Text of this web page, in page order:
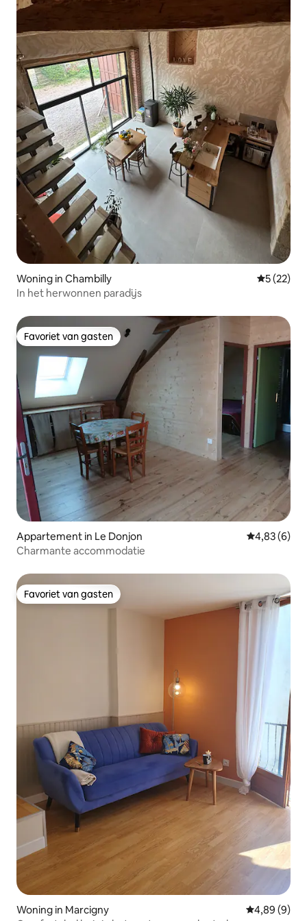
Woning in Chambilly
5 (22)
In het herwonnen paradijs
Favoriet van gasten
Favoriet van gasten
Appartement in Le Donjon Gemiddelde
4,83 (6)
Charmante accommodatie
Favoriet van gasten
Favoriet van gasten
Woning in Marcigny Gemiddelde
4,89 (9)